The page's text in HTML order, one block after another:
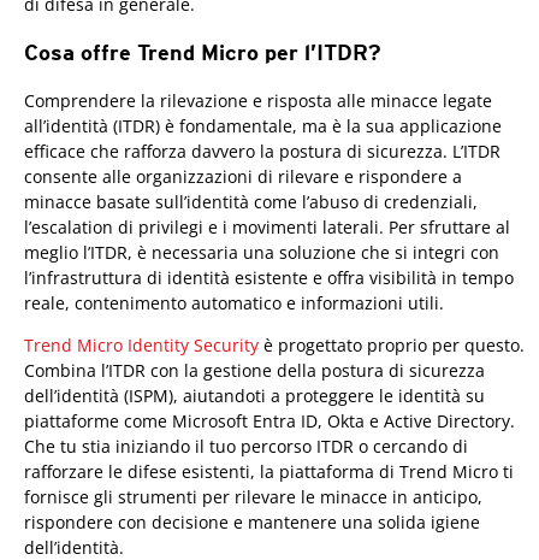
Cosa offre Trend Micro per l’ITDR?
Comprendere la rilevazione e risposta alle minacce legate
all’identità (ITDR) è fondamentale, ma è la sua applicazione
efficace che rafforza davvero la postura di sicurezza. L’ITDR
consente alle organizzazioni di rilevare e rispondere a
minacce basate sull’identità come l’abuso di credenziali,
l’escalation di privilegi e i movimenti laterali. Per sfruttare al
meglio l’ITDR, è necessaria una soluzione che si integri con
l’infrastruttura di identità esistente e offra visibilità in tempo
reale, contenimento automatico e informazioni utili.
Trend Micro Identity Security
Products
è progettato proprio per questo.
Combina l’ITDR con la gestione della postura di sicurezza
dell’identità (ISPM), aiutandoti a proteggere le identità su
piattaforme come Microsoft Entra ID, Okta e Active Directory.
Che tu stia iniziando il tuo percorso ITDR o cercando di
rafforzare le difese esistenti, la piattaforma di Trend Micro ti
fornisce gli strumenti per rilevare le minacce in anticipo,
rispondere con decisione e mantenere una solida igiene
dell’identità.